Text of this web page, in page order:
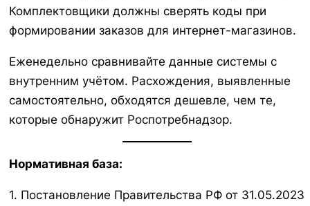
Комплектовщики должны сверять коды при
формировании заказов для интернет-магазинов.
Еженедельно сравнивайте данные системы с
внутренним учётом. Расхождения, выявленные
самостоятельно, обходятся дешевле, чем те,
которые обнаружит Роспотребнадзор.
Нормативная база:
1. Постановление Правительства РФ от 31.05.2023